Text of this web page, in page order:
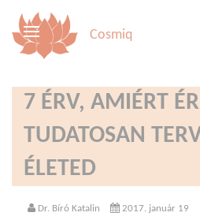
Cosmiq
7 ÉRV, AMIÉRT
TUDATOSAN
ÉLETED
Dr. Bíró Katalin 2017. január 19